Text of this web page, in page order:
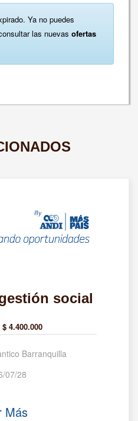
Ya no puedes
las nuevas ofertas
social
$ 4.400.000
Barranquilla
07/28
Más